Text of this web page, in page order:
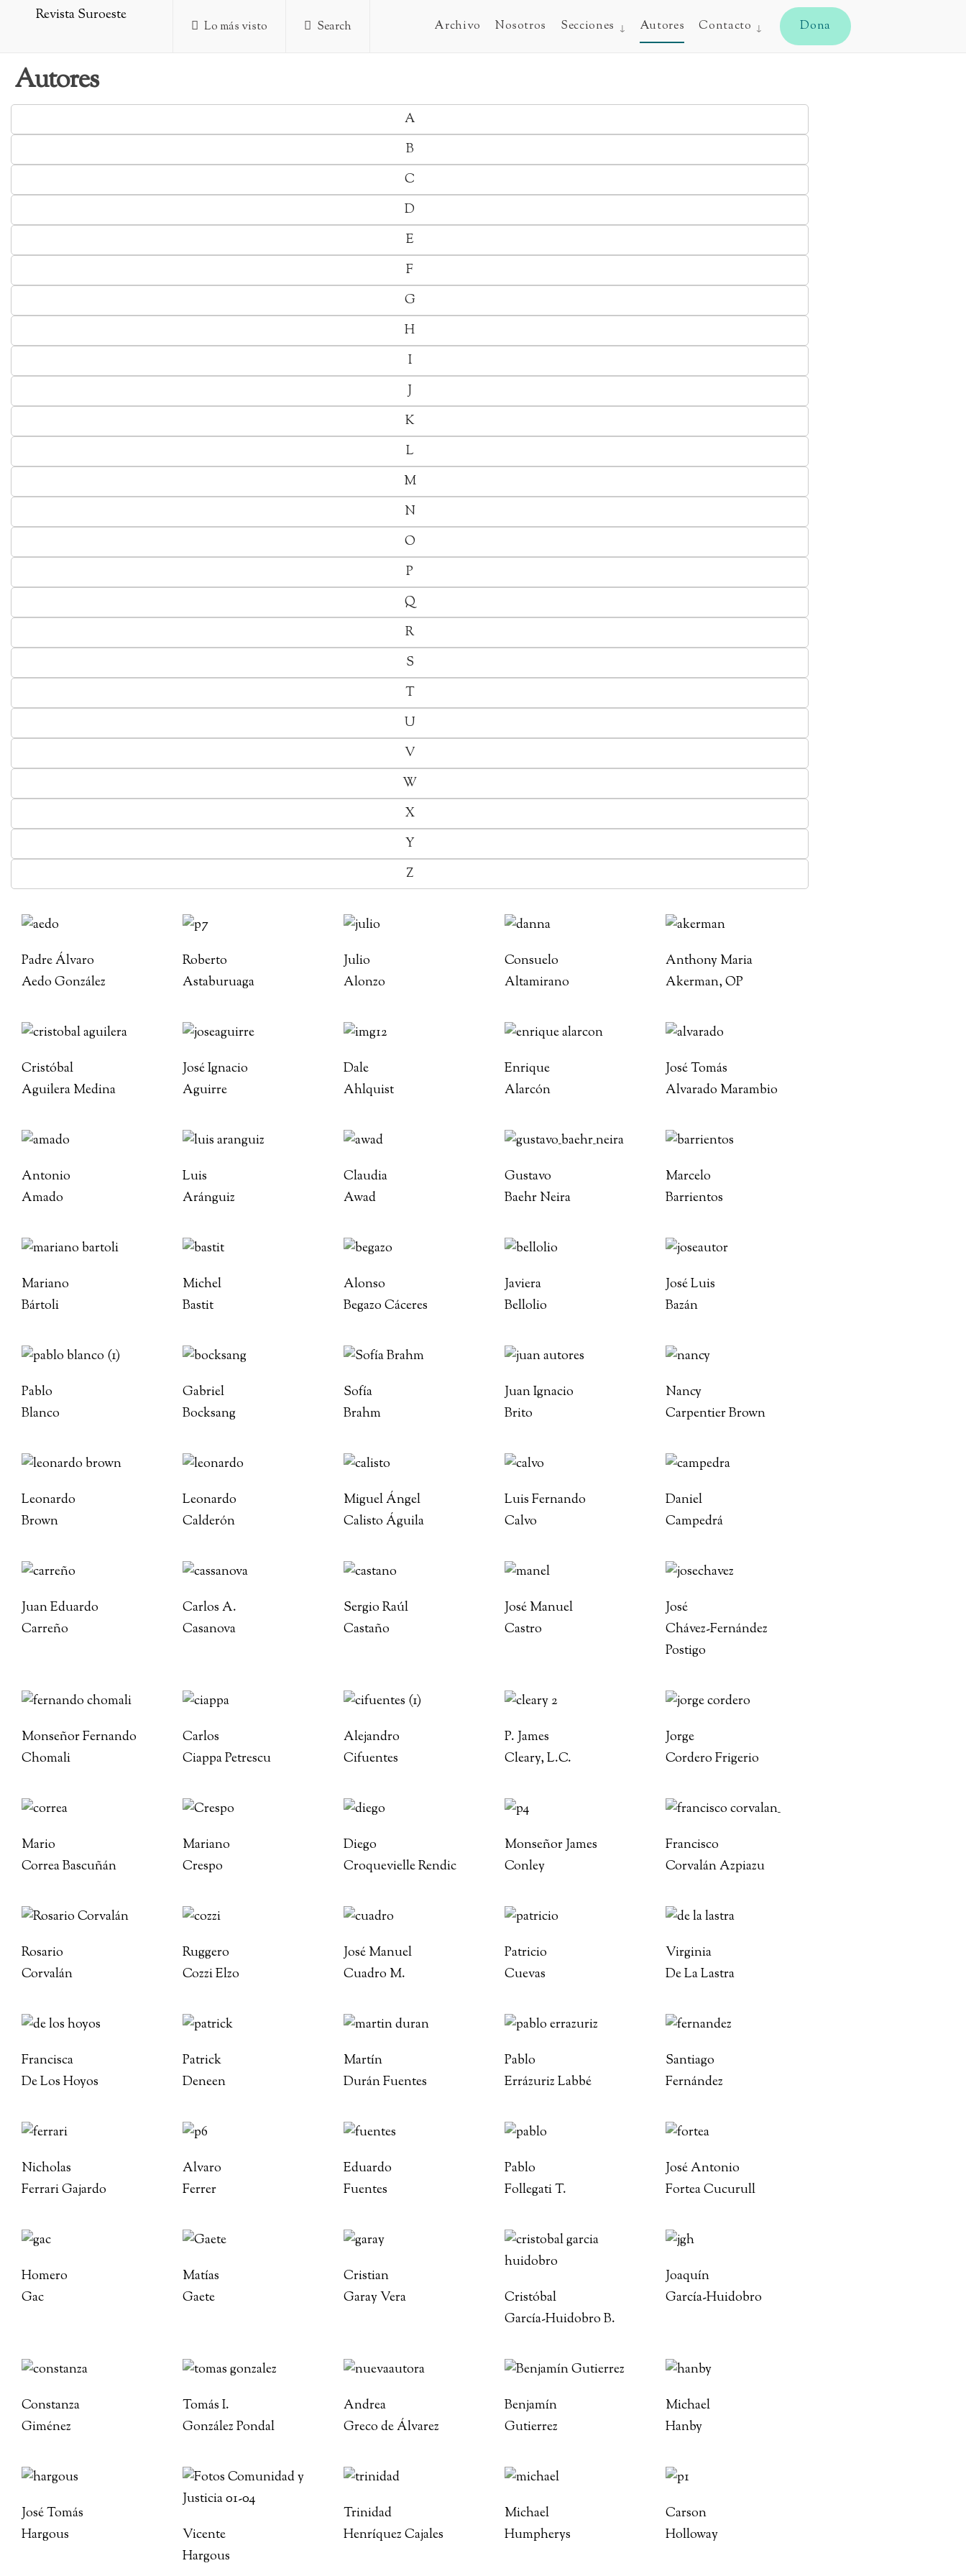
Lo más visto Search Archivo Nosotros Secciones Autores Contacto Dona
Autores
A
B
C
D
E
F
G
H
I
J
K
L
M
N
O
P
Q
R
S
T
U
V
W
X
Y
Z
Padre Álvaro
Aedo González
Roberto
Astaburuaga
Julio
Alonzo
Consuelo
Altamirano
Anthony Maria
Akerman, OP
Cristóbal
Aguilera Medina
José Ignacio
Aguirre
Dale
Ahlquist
Enrique
Alarcón
José Tomás
Alvarado Marambio
Antonio
Amado
Luis
Aránguiz
Claudia
Awad
Gustavo
Baehr Neira
Marcelo
Barrientos
Mariano
Bártoli
Michel
Bastit
Alonso
Begazo Cáceres
Javiera
Bellolio
José Luis
Bazán
Pablo
Blanco
Gabriel
Bocksang
Sofía
Brahm
Juan Ignacio
Brito
Nancy
Carpentier Brown
Leonardo
Brown
Leonardo
Calderón
Miguel Ángel
Calisto Águila
Luis Fernando
Calvo
Daniel
Campedrá
Juan Eduardo
Carreño
Carlos A.
Casanova
Sergio Raúl
Castaño
José Manuel
Castro
José
Chávez-Fernández
Postigo
Monseñor Fernando
Chomali
Carlos
Ciappa Petrescu
Alejandro
Cifuentes
P. James
Cleary, L.C.
Jorge
Cordero Frigerio
Mario
Correa Bascuñán
Mariano
Crespo
Diego
Croquevielle Rendic
Monseñor James
Conley
Francisco
Corvalán Azpiazu
Rosario
Corvalán
Ruggero
Cozzi Elzo
José Manuel
Cuadro M.
Patricio
Cuevas
Virginia
De La Lastra
Francisca
De Los Hoyos
Patrick
Deneen
Martín
Durán Fuentes
Pablo
Errázuriz Labbé
Santiago
Fernández
Nicholas
Ferrari Gajardo
Alvaro
Ferrer
Eduardo
Fuentes
Pablo
Follegati T.
José Antonio
Fortea Cucurull
Homero
Gac
Matías
Gaete
Cristian
Garay Vera
Cristóbal
García-Huidobro B.
Joaquín
García-Huidobro
Constanza
Giménez
Tomás I.
González Pondal
Andrea
Greco de Álvarez
Benjamín
Gutierrez
Michael
Hanby
José Tomás
Hargous
Vicente
Hargous
Trinidad
Henríquez Cajales
Michael
Humpherys
Carson
Holloway